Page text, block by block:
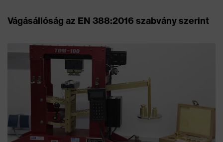
Vágásállóság az EN 388:2016 szabvány szerint